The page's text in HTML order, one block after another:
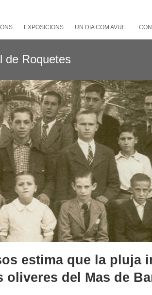
EXPOSICIONS UN DIA COM AVUI...
estima que la pluja
oliveres del Mas de